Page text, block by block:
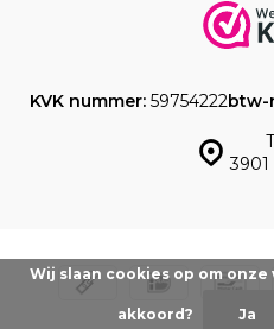
3901
KVK nummer: 59754222btw-
Wij slaan cookies op om
akkoord? Ja